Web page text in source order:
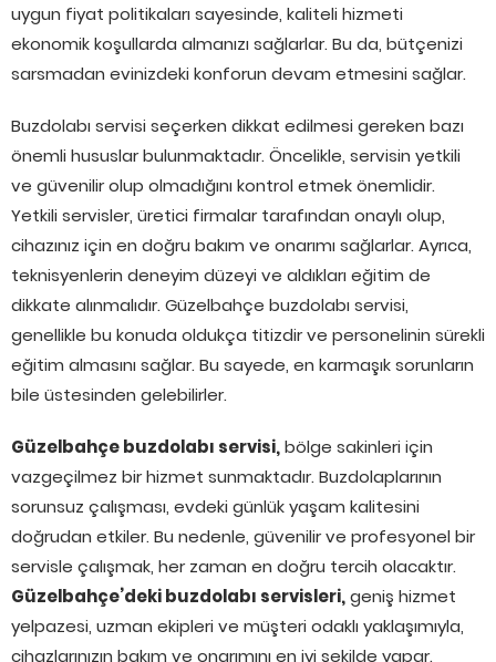
uygun fiyat politikaları sayesinde, kaliteli hizmeti
ekonomik koşullarda almanızı sağlarlar. Bu da, bütçenizi
sarsmadan evinizdeki konforun devam etmesini sağlar.
Buzdolabı servisi seçerken dikkat edilmesi gereken bazı
önemli hususlar bulunmaktadır. Öncelikle, servisin yetkili
ve güvenilir olup olmadığını kontrol etmek önemlidir.
Yetkili servisler, üretici firmalar tarafından onaylı olup,
cihazınız için en doğru bakım ve onarımı sağlarlar. Ayrıca,
teknisyenlerin deneyim düzeyi ve aldıkları eğitim de
dikkate alınmalıdır. Güzelbahçe buzdolabı servisi,
genellikle bu konuda oldukça titizdir ve personelinin sürekli
eğitim almasını sağlar. Bu sayede, en karmaşık sorunların
bile üstesinden gelebilirler.
Güzelbahçe buzdolabı servisi,bölge sakinleri için
vazgeçilmez bir hizmet sunmaktadır. Buzdolaplarının
sorunsuz çalışması, evdeki günlük yaşam kalitesini
doğrudan etkiler. Bu nedenle, güvenilir ve profesyonel bir
servisle çalışmak, her zaman en doğru tercih olacaktır.
Güzelbahçe’deki buzdolabı servisleri,geniş hizmet
yelpazesi, uzman ekipleri ve müşteri odaklı yaklaşımıyla,
cihazlarınızın bakım ve onarımını en iyi şekilde yapar.